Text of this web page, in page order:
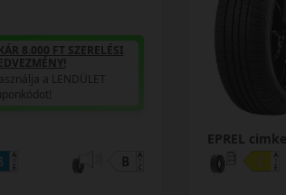
AKÁR 8.000 FT SZERELÉSI
KEDVEZMÉNY!
Használja a LENDÜLET
kuponkódot!
EPREL